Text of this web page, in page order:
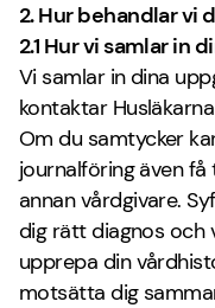
2. Hur behandlar vi
2.1 Hur vi samlar in
Vi samlar in dina
kontaktar
Om du samtycker
journalföring även
annan vårdgivare.
dig rätt diagnos och
upprepa din
motsätta dig